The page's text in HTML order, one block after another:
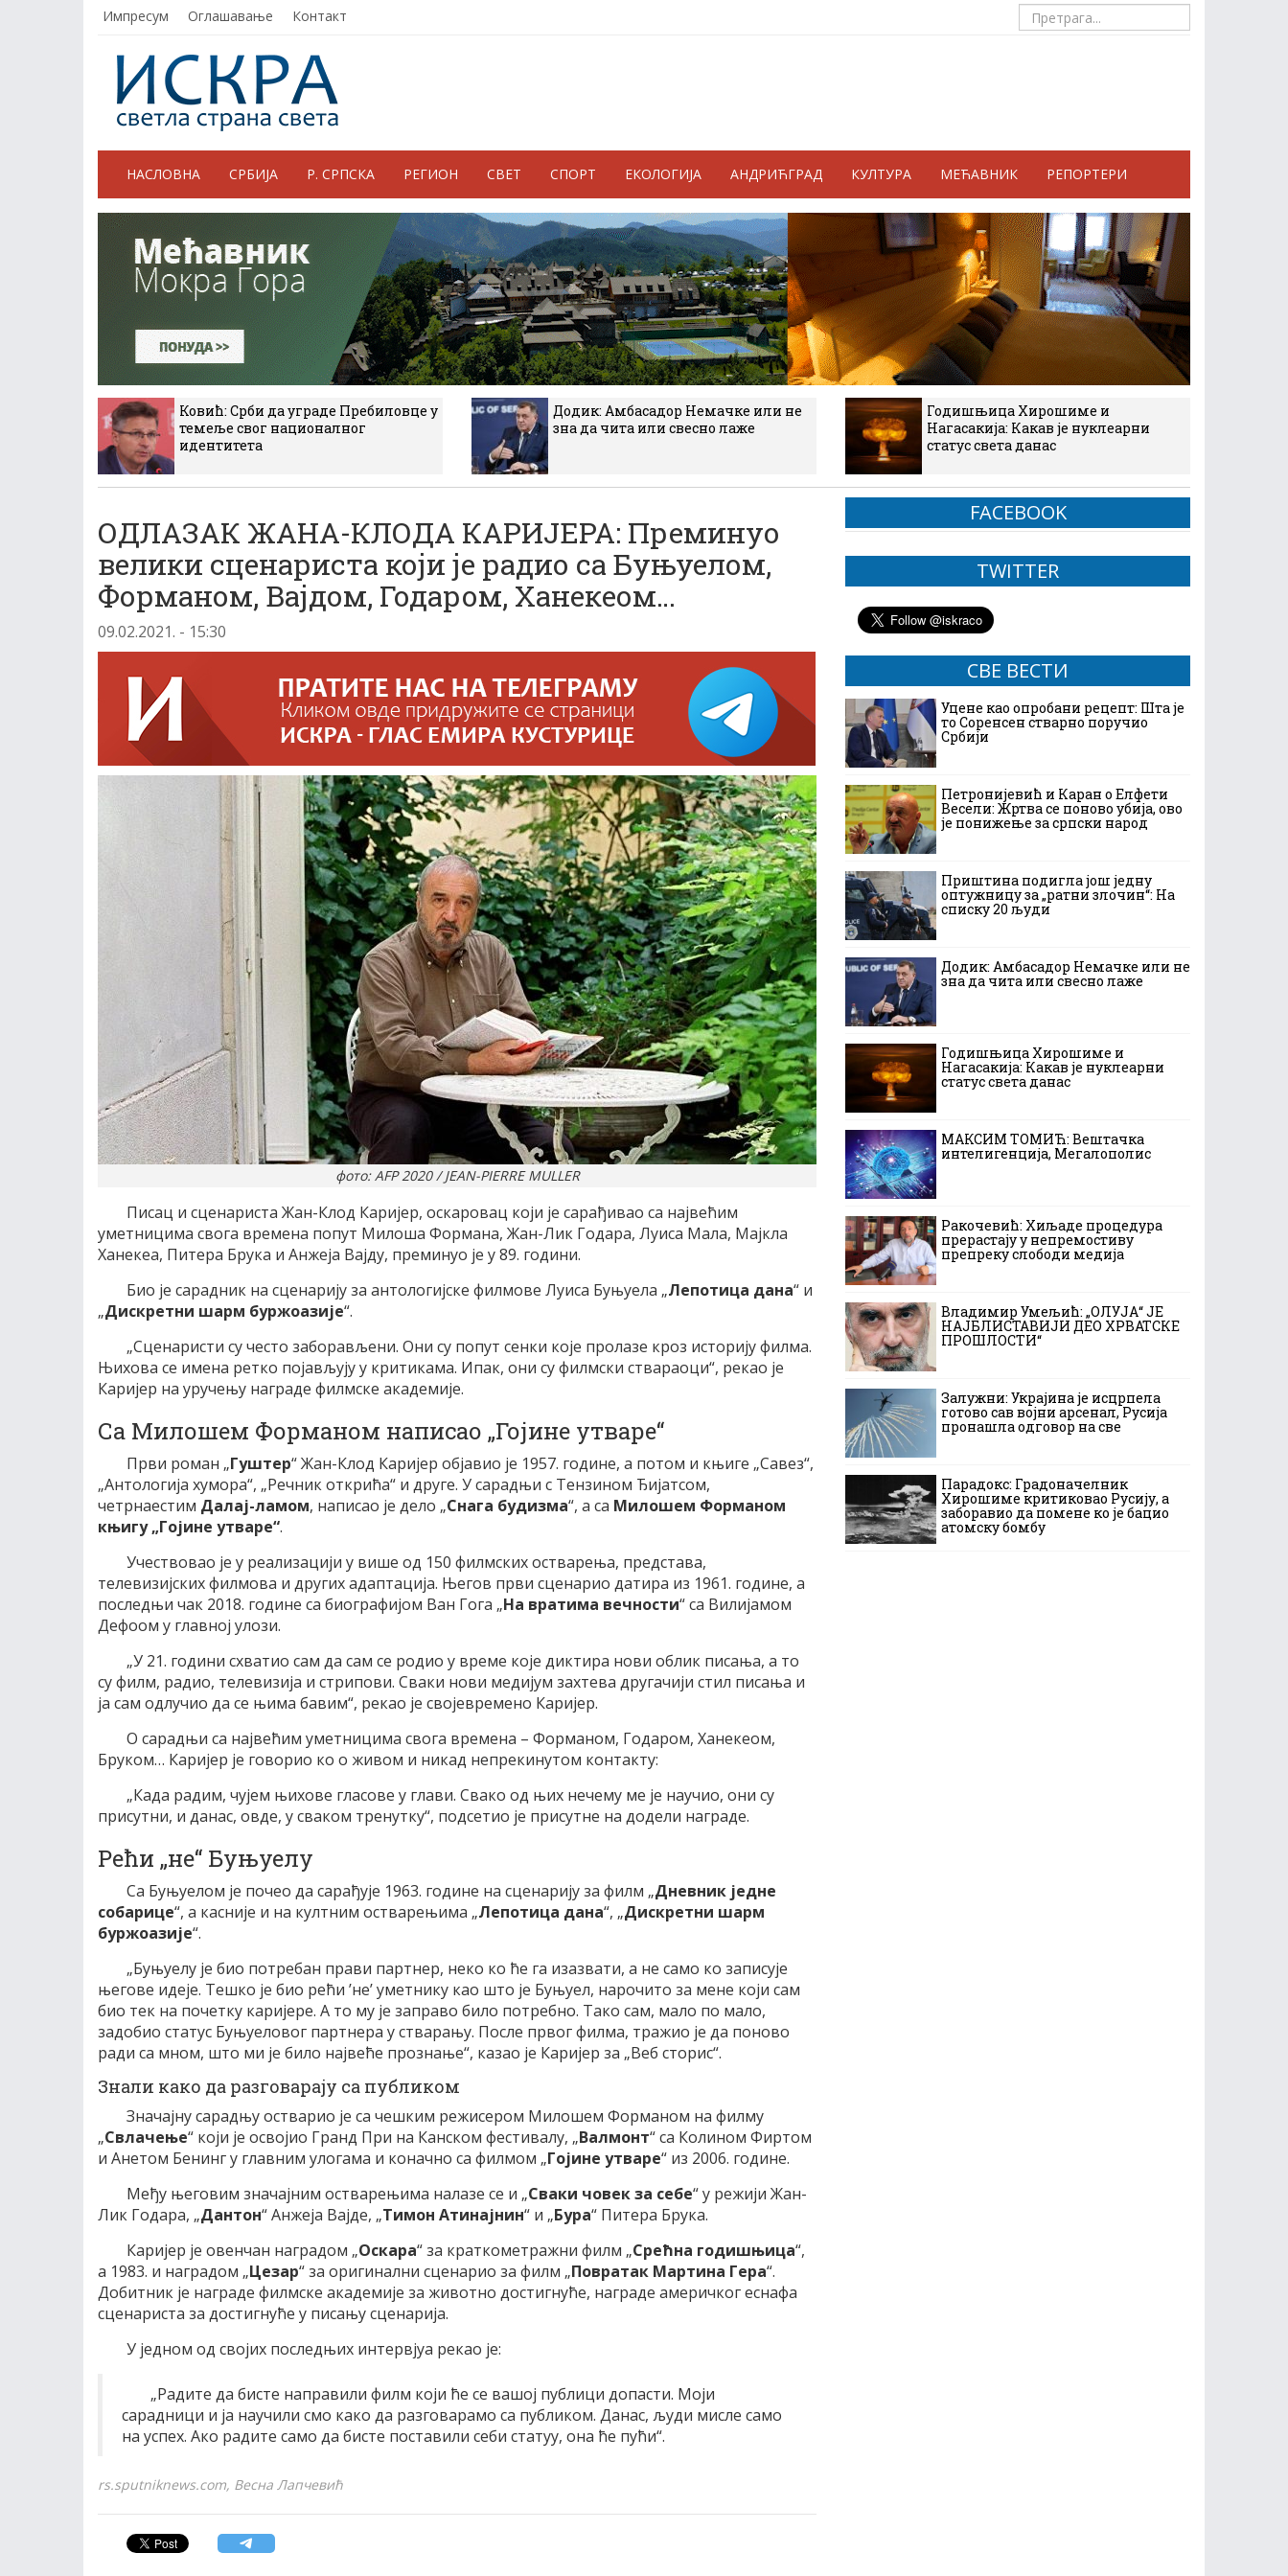
Импресум Оглашавање Контакт
НАСЛОВНА СРБИЈА Р. СРПСКА РЕГИОН СВЕТ СПОРТ ЕКОЛОГИЈА АНДРИЋГРАД КУЛТУРА МЕЋАВНИК РЕПОРТЕРИ
Ковић: Срби да уграде Пребиловце у
темеље свог националног
идентитета
Додик: Амбасадор Немачке или не
зна да чита или свесно лаже
Годишњица Хирошиме и
Нагасакија: Какав је нуклеарни
статус света данас
ОДЛАЗАК ЖАНА-КЛОДА КАРИЈЕРА: Преминуо
велики сценариста који је радио са Буњуелом,
Форманом, Вајдом, Годаром, Ханекеом…
09.02.2021. - 15:30
фото: AFP 2020 / JEAN-PIERRE MULLER
Писац и сценариста Жан-Клод Каријер, оскаровац који је сарађивао са највећим
уметницима свога времена попут Милоша Формана, Жан-Лик Годара, Луиса Мала, Мајкла
Ханекеа, Питера Брука и Анжеја Вајду, преминуо је у 89. години.
Био је сарадник на сценарију за антологијске филмове Луиса Буњуела „Лепотица дана“ и
„Дискретни шарм буржоазије“.
„Сценаристи су често заборављени. Они су попут сенки које пролазе кроз историју филма.
Њихова се имена ретко појављују у критикама. Ипак, они су филмски ствараоци“, рекао је
Каријер на уручењу награде филмске академије.
Са Милошем Форманом написао „Гојине утваре“
Први роман „Гуштер“ Жан-Клод Каријер објавио је 1957. године, а потом и књиге „Савез“,
„Антологија хумора“, „Речник открића“ и друге. У сарадњи с Тензином Ђијатсом,
четрнаестим Далај-ламом, написао је дело „Снага будизма“, а са Милошем Форманом
књигу „Гојине утваре“.
Учествовао је у реализацији у више од 150 филмских остварења, представа,
телевизијских филмова и других адаптација. Његов први сценарио датира из 1961. године, а
последњи чак 2018. године са биографијом Ван Гога „На вратима вечности“ са Вилијамом
Дефоом у главној улози.
„У 21. години схватио сам да сам се родио у време које диктира нови облик писања, а то
су филм, радио, телевизија и стрипови. Сваки нови медијум захтева другачији стил писања и
ја сам одлучио да се њима бавим“, рекао је својевремено Каријер.
О сарадњи са највећим уметницима свога времена – Форманом, Годаром, Ханекеом,
Бруком… Каријер је говорио ко о живом и никад непрекинутом контакту:
„Када радим, чујем њихове гласове у глави. Свако од њих нечему ме је научио, они су
присутни, и данас, овде, у сваком тренутку“, подсетио је присутне на додели награде.
Рећи „не“ Буњуелу
Са Буњуелом је почео да сарађује 1963. године на сценарију за филм „Дневник једне
собарице“, а касније и на култним остварењима „Лепотица дана“, „Дискретни шарм
буржоазије“.
„Буњуелу је био потребан прави партнер, неко ко ће га изазвати, а не само ко записује
његове идеје. Тешко је био рећи ’не’ уметнику као што је Буњуел, нарочито за мене који сам
био тек на почетку каријере. А то му је заправо било потребно. Тако сам, мало по мало,
задобио статус Буњуеловог партнера у стварању. После првог филма, тражио је да поново
ради са мном, што ми је било највеће прознање“, казао је Каријер за „Веб сторис“.
Знали како да разговарају са публиком
Значајну сарадњу остварио је са чешким режисером Милошем Форманом на филму
„Свлачење“ који је освојио Гранд При на Канском фестивалу, „Валмонт“ са Колином Фиртом
и Анетом Бенинг у главним улогама и коначно са филмом „Гојине утваре“ из 2006. године.
Међу његовим значајним остварењима налазе се и „Сваки човек за себе“ у режији Жан-
Лик Годара, „Дантон“ Анжеја Вајде, „Тимон Атинајнин“ и „Бура“ Питера Брука.
Каријер је овенчан наградом „Оскара“ за краткометражни филм „Срећна годишњица“,
а 1983. и наградом „Цезар“ за оригинални сценарио за филм „Повратак Мартина Гера“.
Добитник је награде филмске академије за животно достигнуће, награде америчког еснафа
сценариста за достигнуће у писању сценарија.
У једном од својих последњих интервјуа рекао је:
„Радите да бисте направили филм који ће се вашој публици допасти. Моји
сарадници и ја научили смо како да разговарамо са публиком. Данас, људи мисле само
на успех. Ако радите само да бисте поставили себи статуу, она ће пући“.
rs.sputniknews.com, Весна Лапчевић
FACEBOOK
TWITTER
СВЕ ВЕСТИ
Уцене као опробани рецепт: Шта је
то Соренсен стварно поручио
Србији
Петронијевић и Каран о Елфети
Весели: Жртва се поново убија, ово
је понижење за српски народ
Приштина подигла још једну
оптужницу за „ратни злочин“: На
списку 20 људи
Додик: Амбасадор Немачке или не
зна да чита или свесно лаже
Годишњица Хирошиме и
Нагасакија: Какав је нуклеарни
статус света данас
МАКСИМ ТОМИЋ: Вештачка
интелигенција, Мегалополис
Ракочевић: Хиљаде процедура
прерастају у непремостиву
препреку слободи медија
Владимир Умељић: „ОЛУЈА“ ЈЕ
НАЈБЛИСТАВИЈИ ДЕО ХРВАТСКЕ
ПРОШЛОСТИ“
Залужни: Украјина је исцрпела
готово сав војни арсенал, Русија
пронашла одговор на све
Парадокс: Градоначелник
Хирошиме критиковао Русију, а
заборавио да помене ко је бацио
атомску бомбу